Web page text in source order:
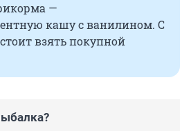
—
кашу с ванилином. С
взять покупной